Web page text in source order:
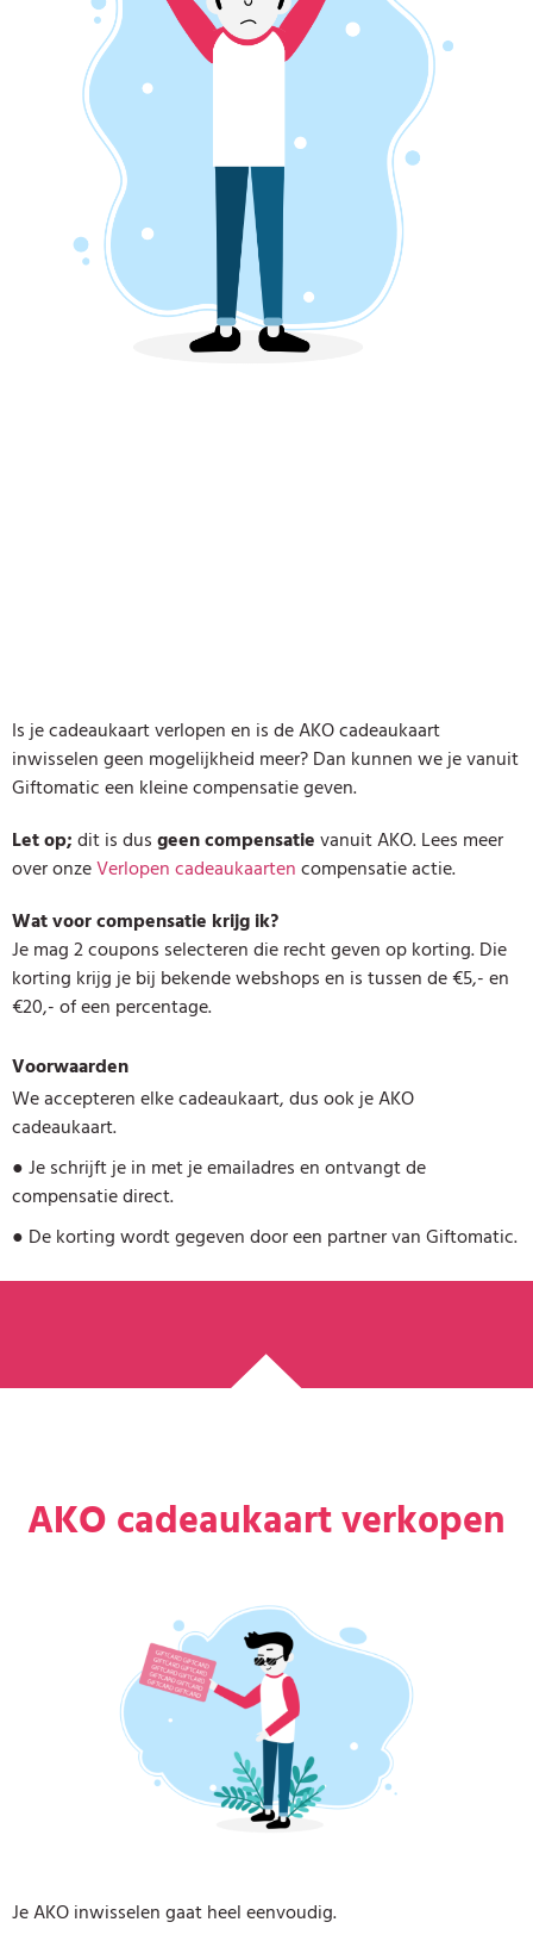
Is je cadeaukaart verlopen en is de AKO cadeaukaart
inwisselen geen mogelijkheid meer? Dan kunnen we je vanuit
Giftomatic een kleine compensatie geven.
Let op;dit is dusgeen compensatievanuit AKO. Lees meer
over onzeVerlopen cadeaukaartencompensatie actie.
Wat voor compensatie krijg ik?
Je mag 2 coupons selecteren die recht geven op korting. Die
korting krijg je bij bekende webshops en is tussen de €5,- en
€20,- of een percentage.
Voorwaarden
We accepteren elke cadeaukaart, dus ook je AKO
cadeaukaart.
●Je schrijft je in met je emailadres en ontvangt de
compensatie direct.
● De korting wordt gegeven door een partner van Giftomatic.
AKO cadeaukaart verkopen
Je AKO inwisselen gaat heel eenvoudig.